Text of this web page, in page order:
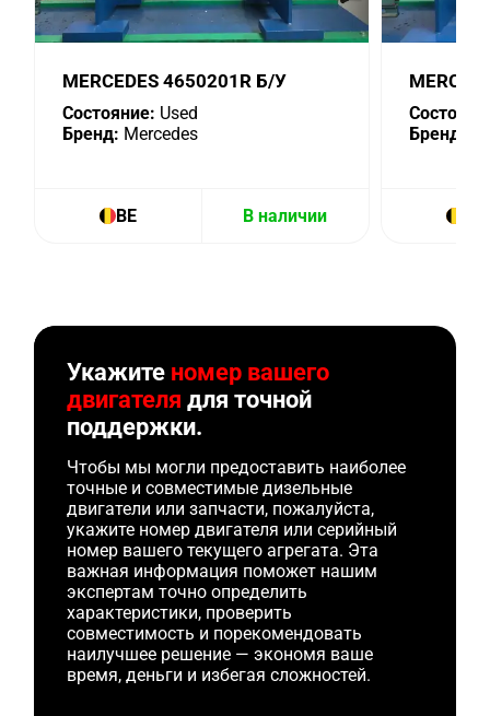
MERCEDES 4650201R Б/У
Состояние: Used
Бренд: Mercedes
BE В наличии
Бренд:
Укажите номер вашего
двигателя для точной
поддержки.
Чтобы мы могли предоставить наиболее
точные и совместимые дизельные
двигатели или запчасти, пожалуйста,
укажите номер двигателя или серийный
номер вашего текущего агрегата. Эта
важная информация поможет нашим
экспертам точно определить
характеристики, проверить
совместимость и порекомендовать
наилучшее решение — экономя ваше
время, деньги и избегая сложностей.